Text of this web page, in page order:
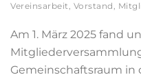
Vereinsarbeit, Vorstand,
Am 1. März 2025 fand
Gemeinschaftsraum in